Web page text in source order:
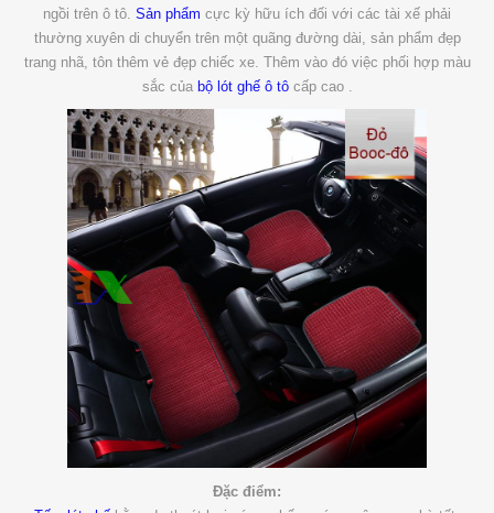
ngồi trên ô tô. Sản phẩm cực kỳ hữu ích đối với các tài xế phải
thường xuyên di chuyển trên một quãng đường dài, sản phẩm đẹp
trang nhã, tôn thêm vẻ đẹp chiếc xe. Thêm vào đó việc phối hợp màu
sắc của bộ lót ghế ô tôcấp cao .
Đặc điểm: